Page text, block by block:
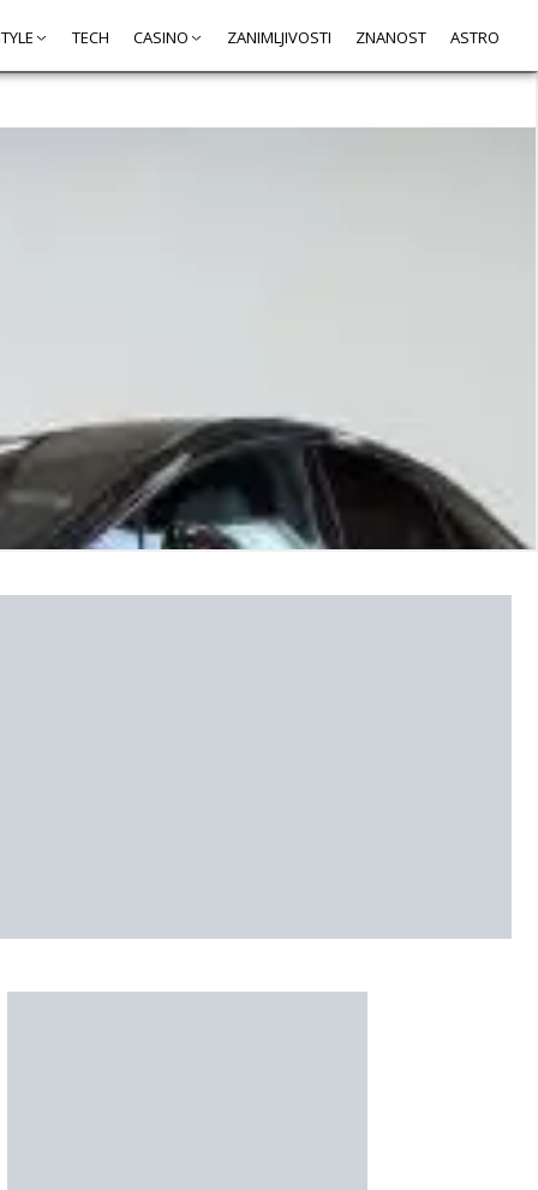
TECH CASINO ZANIMLJIVOSTI ZNANOST ASTRO